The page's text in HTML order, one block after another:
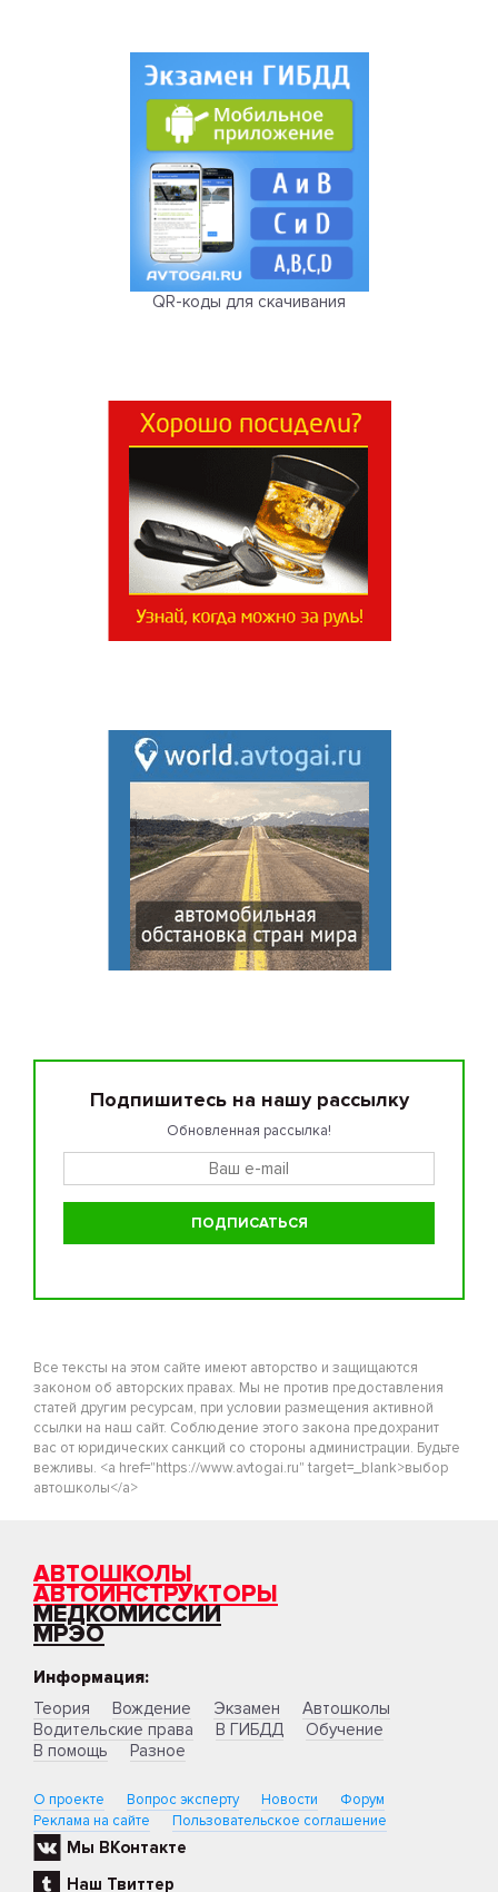
QR-коды для скачивания
Подпишитесь на нашу рассылку
Обновленная рассылка!
Все тексты на этом сайте имеют авторство и защищаются
законом об авторских правах. Мы не против предоставления
статей другим ресурсам, при условии размещения активной
ссылки на наш сайт. Соблюдение этого закона предохранит
вас от юридических санкций со стороны администрации. Будьте
вежливы. <a href="https://www.avtogai.ru" target=_blank>выбор
автошколы</a>
АВТОШКОЛЫ
АВТОИНСТРУКТОРЫ
МЕДКОМИССИИ
МРЭО
Информация:
Теория
Вождение Экзамен
Автошколы
Водительские права
В ГИБДД
Обучение
В помощь
Разное
О проекте Вопрос эксперту Новости
Форум
Реклама на сайте
Пользовательское соглашение
Мы ВКонтакте
Наш Твиттер